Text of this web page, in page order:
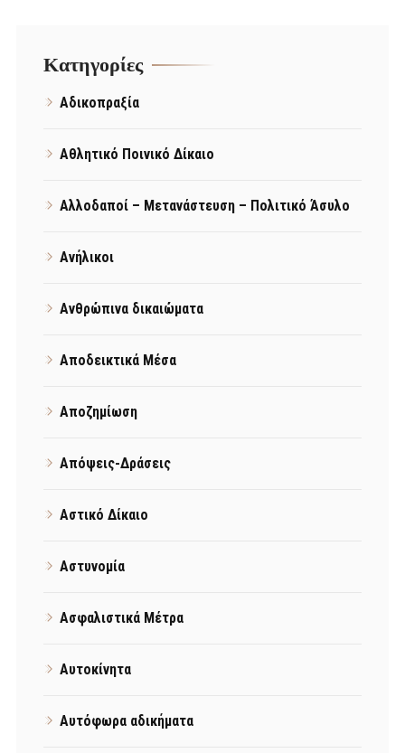
Kατηγορίες
Αδικοπραξία
Αθλητικό Ποινικό Δίκαιο
Αλλοδαποί – Μετανάστευση – Πολιτικό Άσυλο
Ανήλικοι
Ανθρώπινα δικαιώματα
Αποδεικτικά Μέσα
Αποζημίωση
Απόψεις-Δράσεις
Αστικό Δίκαιο
Αστυνομία
Ασφαλιστικά Μέτρα
Αυτοκίνητα
Αυτόφωρα αδικήματα